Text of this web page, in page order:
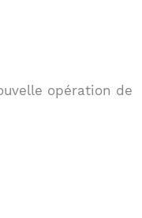
opération de